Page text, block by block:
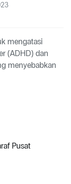
mengatasi
(ADHD) dan
menyebabkan
Pusat